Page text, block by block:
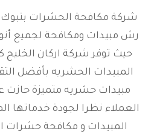
شركة مكافحة الحشرات بتبوك
رش مبيدات ومكافحة لجميع
حيث توفر شركة اركان
المبيدات الحشريه بأفضل
مبيدات حشريه متميزة حازت
العملاء نظرا لجودة
المبيدات و مكافحة حشرات